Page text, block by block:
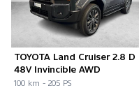
TOYOTA Land Cruiser 2.8 D
48V Invincible AWD
100 km - 205 PS